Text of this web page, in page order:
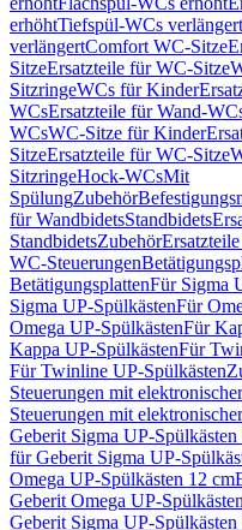
erhöhtTiefspül-WCs verlängert
verlängertComfort WC-Sitze
SitzeErsatzteile für WC-Sitze
SitzringeWCs für Kinder
WCsErsatzteile für Wand-
WCsWC-Sitze für Kinder
SitzeErsatzteile für WC-Sitze
SitzringeHock-WCsMit
SpülungZubehör
für WandbidetsStandbidets
StandbidetsZubehör
WC-Steuerungen
BetätigungsplattenFür Sigma
Sigma UP-SpülkästenFür
Omega UP-SpülkästenFür
Kappa UP-SpülkästenFür
Für Twinline UP-Spülkästen
Steuerungen mit
Steuerungen mit
Geberit Sigma UP-Spülkästen
für Geberit Sigma UP-
Omega UP-Spülkästen 12 cm
Geberit Omega UP-
Geberit Sigma UP-Spülkästen